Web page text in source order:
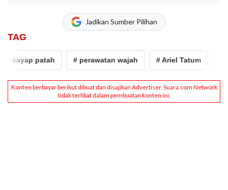
Jadikan Sumber Pilihan
TAG
sayap patah # perawatan wajah # Ariel Tatum